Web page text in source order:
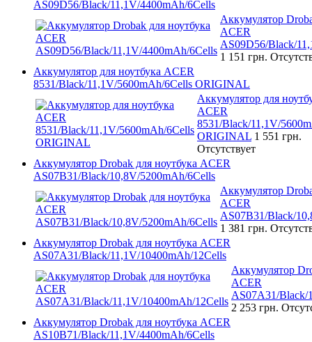
AS09D56/Black/11,1V/4400mAh/6Cells
Аккумулятор
ACER
AS09D56/Black/
1 151 грн.
Аккумулятор для ноутбука ACER
8531/Black/11,1V/5600mAh/6Cells ORIGINAL
Аккумулятор для
ACER
8531/Black/11,1V/
ORIGINAL 1 551 грн.
Отсутствует
Аккумулятор Drobak для ноутбука ACER
AS07B31/Black/10,8V/5200mAh/6Cells
Аккумулятор
ACER
AS07B31/Black/
1 381 грн.
Аккумулятор Drobak для ноутбука ACER
AS07A31/Black/11,1V/10400mAh/12Cells
Аккумулятор
ACER
AS07A31/Black/
2 253 грн.
Аккумулятор Drobak для ноутбука ACER
AS10B71/Black/11,1V/4400mAh/6Cells